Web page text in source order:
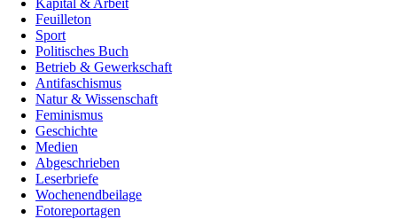
Kapital & Arbeit
Feuilleton
Sport
Politisches Buch
Betrieb & Gewerkschaft
Antifaschismus
Natur & Wissenschaft
Feminismus
Geschichte
Medien
Abgeschrieben
Leserbriefe
Wochenendbeilage
Fotoreportagen